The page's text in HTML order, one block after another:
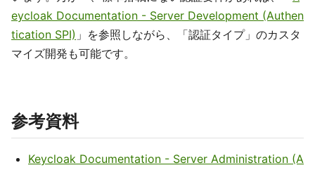
eycloak Documentation - Server Development (Authen
tication SPI) 」を参照しながら、「認証タイプ」のカスタ
マイズ開発も可能です。
参考資料
Keycloak Documentation - Server Administration (A